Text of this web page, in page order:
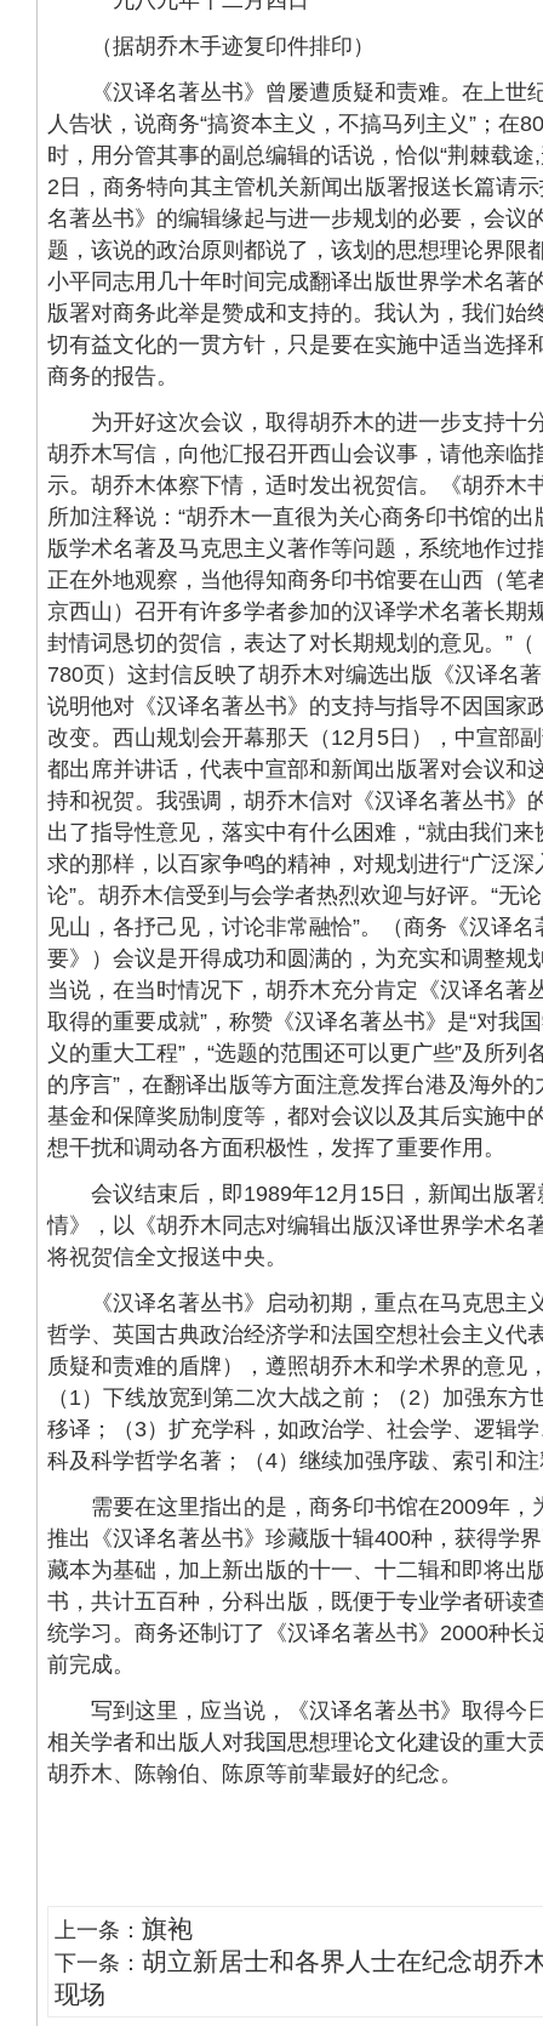
（据胡乔木手迹复印件排印）
《汉译名著丛书》曾屡遭质疑和责难。在上世
人告状，说商务“搞资本主义，不搞马列主义”；在
时，用分管其事的副总编辑的话说，恰似“荆棘载
2日，商务特向其主管机关新闻出版署报送长篇请
名著丛书》的编辑缘起与进一步规划的必要，会议
题，该说的政治原则都说了，该划的思想理论界限
小平同志用几十年时间完成翻译出版世界学术名著
版署对商务此举是赞成和支持的。我认为，我们始
切有益文化的一贯方针，只是要在实施中适当选择
商务的报告。
为开好这次会议，取得胡乔木的进一步支持十
胡乔木写信，向他汇报召开西山会议事，请他亲临
示。胡乔木体察下情，适时发出祝贺信。《胡乔木
所加注释说：“胡乔木一直很为关心商务印书馆的
版学术名著及马克思主义著作等问题，系统地作过
正在外地观察，当他得知商务印书馆要在山西（笔
京西山）召开有许多学者参加的汉译学术名著长期
封情词恳切的贺信，表达了对长期规划的意见。”
780页）这封信反映了胡乔木对编选出版《汉译名
说明他对《汉译名著丛书》的支持与指导不因国家
改变。西山规划会开幕那天（12月5日），中宣部
都出席并讲话，代表中宣部和新闻出版署对会议和
持和祝贺。我强调，胡乔木信对《汉译名著丛书》
出了指导性意见，落实中有什么困难，“就由我们来
求的那样，以百家争鸣的精神，对规划进行“广泛
论”。胡乔木信受到与会学者热烈欢迎与好评。“无
见山，各抒己见，讨论非常融恰”。（商务《汉译
要》）会议是开得成功和圆满的，为充实和调整规
当说，在当时情况下，胡乔木充分肯定《汉译名著
取得的重要成就”，称赞《汉译名著丛书》是“对我
义的重大工程”，“选题的范围还可以更广些”及所列
的序言”，在翻译出版等方面注意发挥台港及海外
基金和保障奖励制度等，都对会议以及其后实施中
想干扰和调动各方面积极性，发挥了重要作用。
会议结束后，即1989年12月15日，新闻出版署
情》，以《胡乔木同志对编辑出版汉译世界学术名
将祝贺信全文报送中央。
《汉译名著丛书》启动初期，重点在马克思主
哲学、英国古典政治经济学和法国空想社会主义代
质疑和责难的盾牌），遵照胡乔木和学术界的意见
（1）下线放宽到第二次大战之前；（2）加强东
移译；（3）扩充学科，如政治学、社会学、逻辑
科及科学哲学名著；（4）继续加强序跋、索引和
需要在这里指出的是，商务印书馆在2009年，
推出《汉译名著丛书》珍藏版十辑400种，获得学
藏本为基础，加上新出版的十一、十二辑和即将出
书，共计五百种，分科出版，既便于专业学者研读
统学习。商务还制订了《汉译名著丛书》2000种长
前完成。
写到这里，应当说，《汉译名著丛书》取得今
相关学者和出版人对我国思想理论文化建设的重大
胡乔木、陈翰伯、陈原等前辈最好的纪念。
上一条： 旗袍
下一条： 胡立新居士和各界人士在纪念胡乔
现场